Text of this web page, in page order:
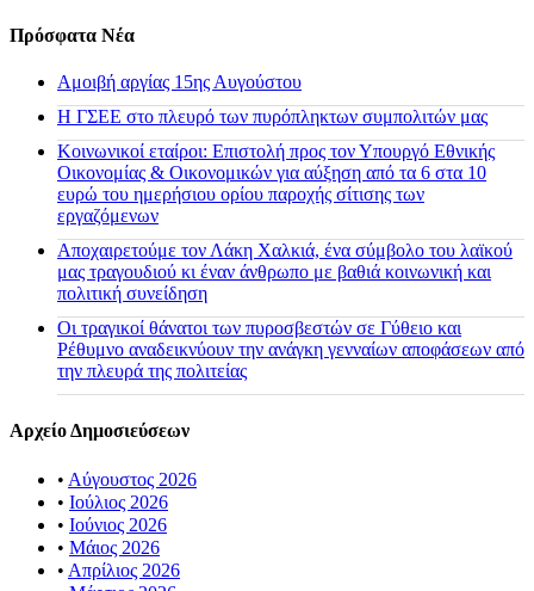
Πρόσφατα Νέα
Αμοιβή αργίας 15ης Αυγούστου
H ΓΣΕΕ στο πλευρό των πυρόπληκτων συμπολιτών μας
Κοινωνικοί εταίροι: Επιστολή προς τον Υπουργό Εθνικής
Οικονομίας & Οικονομικών για αύξηση από τα 6 στα 10
ευρώ του ημερήσιου ορίου παροχής σίτισης των
εργαζόμενων
Αποχαιρετούμε τον Λάκη Χαλκιά, ένα σύμβολο του λαϊκού
μας τραγουδιού κι έναν άνθρωπο με βαθιά κοινωνική και
πολιτική συνείδηση
Οι τραγικοί θάνατοι των πυροσβεστών σε Γύθειο και
Ρέθυμνο αναδεικνύουν την ανάγκη γενναίων αποφάσεων από
την πλευρά της πολιτείας
Αρχείο Δημοσιεύσεων
• Αύγουστος 2026
• Ιούλιος 2026
• Ιούνιος 2026
• Μάιος 2026
• Απρίλιος 2026